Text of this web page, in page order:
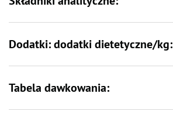
Dodatki: dodatki dietetyczne/kg:
Tabela dawkowania: